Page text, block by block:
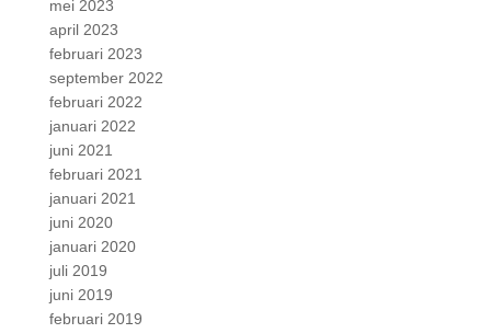
mei 2023
april 2023
februari 2023
september 2022
februari 2022
januari 2022
juni 2021
februari 2021
januari 2021
juni 2020
januari 2020
juli 2019
juni 2019
februari 2019